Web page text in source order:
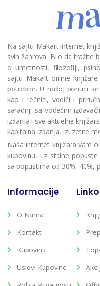
Na sajtu Makart internet
svih žanrova. Bilo da tražite
o umetnosti, filozofiji,
sajtu Makart online
potrebne. U našoj ponudi
kao i rečnici, vodiči i
saradnji sa vodećim
izdanja i sve aktuelne
kapitalna izdanja, izuzetne
Naša internet knjižara vam
kupovinu, uz stalne
sa popustima od 30%, 40%,
Informacije
O Nama
Kontakt
Kupovina
Uslovi Kupovine